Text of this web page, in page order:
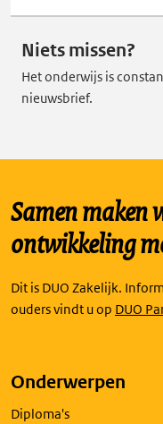
Niets missen?
Het onderwijs is
nieuwsbrief.
Samen maken
ontwikkeling
Dit is DUO Zakelijk.
ouders vindt u op DUO
Link
in
Onderwerpen
Diploma's